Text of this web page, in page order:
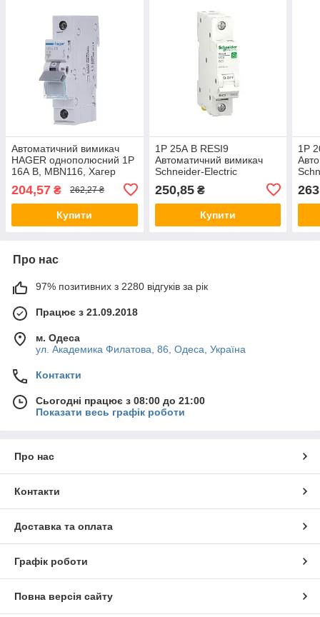
Автоматичний вимикач
HAGER однополюсний 1P
16А B, MBN116, Хагер
щитів і боксів
204,57 ₴ 262,27 ₴
Купити
1P 25А B RESI9
Автоматичний вимикач
Schneider-Electric
R9F02125, модульний
Шнайдер автомат
250,85₴
Купити
1P
Про нас
97% позитивних з 2280 відгуків за рік
Працює з 21.09.2018
м. Одеса
ул. Академика Филатова, 86, Одеса, Україна
Контакти
Сьогодні працює з 08:00 до 21:00
Показати весь графік роботи
Про нас
Контакти
Доставка та оплата
Графік роботи
Повна версія сайту